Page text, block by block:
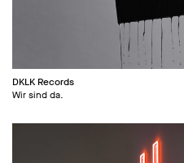
DKLK Records
Wir sind da.